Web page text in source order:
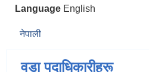
Language English
नेपाली
वडा पदाधिकारीहरू